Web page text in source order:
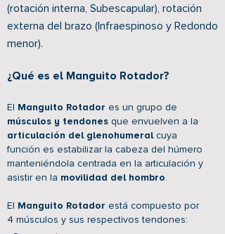
(rotación interna, Subescapular), rotación
externa del brazo (Infraespinoso y Redondo
menor).
¿Qué es el Manguito Rotador?
El Manguito Rotador es un grupo de
músculos y tendones que envuelven a la
articulación del glenohumeralcuya
función es estabilizar la cabeza del húmero
manteniéndola centrada en la articulación y
asistir en la movilidad del hombro.
El Manguito Rotador está compuesto por
4 músculos y sus respectivos tendones: